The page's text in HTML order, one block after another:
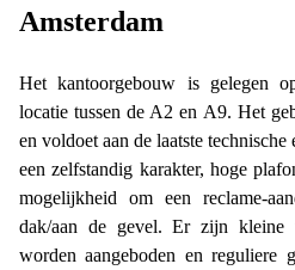
Amsterdam
Het kantoorgebouw is gelegen
locatie tussen de A2 en A9. Het
en voldoet aan de laatste
een zelfstandig karakter, hoge
mogelijkheid om een reclame-
dak/aan de gevel. Er zijn kleine
worden aangeboden en reguliere